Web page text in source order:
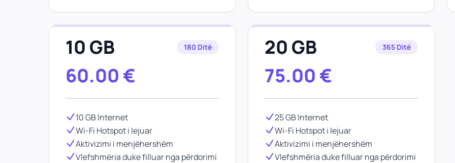
10 GB 180 Ditë
60.00 €
10 GB Internet
Wi-Fi Hotspot i lejuar
Aktivizimi i menjëhershëm
Vlefshmëria duke filluar nga përdorimi
20 GB 365 Ditë
75.00 €
25 GB Internet
Wi-Fi Hotspot i lejuar
Aktivizimi i menjëhershëm
Vlefshmëria duke filluar nga përdorimi